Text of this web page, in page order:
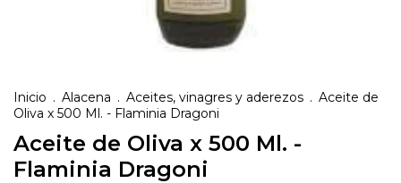
Inicio . Alacena . Aceites, vinagres y aderezos . Aceite de
Oliva x 500 Ml. - Flaminia Dragoni
Aceite de Oliva x 500 Ml. -
Flaminia Dragoni